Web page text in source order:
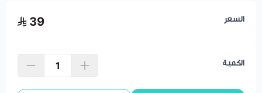
السعر 39
الكمية